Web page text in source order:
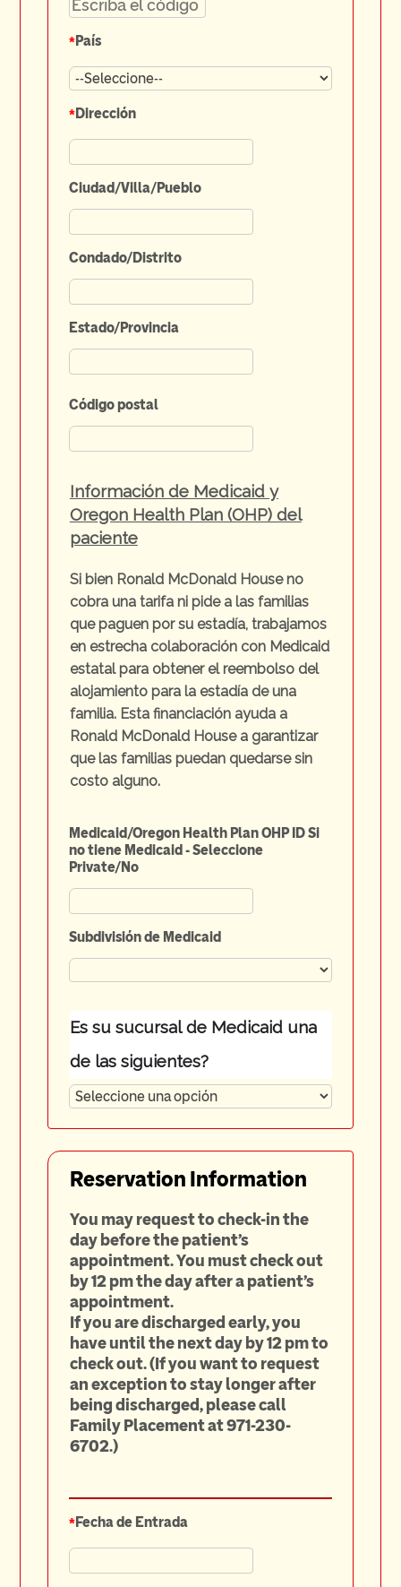
*País
*Dirección
Ciudad/Villa/Pueblo
Condado/Distrito
Estado/Provincia
Código postal
Información de Medicaid y
Oregon Health Plan (OHP) del
paciente
Si bien Ronald McDonald House no
cobra una tarifa ni pide a las familias
que paguen por su estadía, trabajamos
en estrecha colaboración con Medicaid
estatal para obtener el reembolso del
alojamiento para la estadía de una
familia. Esta financiación ayuda a
Ronald McDonald House a garantizar
que las familias puedan quedarse sin
costo alguno.
Medicaid/Oregon Health Plan OHP ID Si
no tiene Medicaid - Seleccione
Private/No
Subdivisión de Medicaid
Es su sucursal de Medicaid una
de las siguientes?
Reservation Information
You may request to check-in the
day before the patient's
appointment. You must check out
by 12 pm the day after a patient's
appointment.
If you are discharged early, you
have until the next day by 12 pm to
check out. (If you want to request
an exception to stay longer after
being discharged, please call
Family Placement at 971-230-
6702.)
*Fecha de Entrada